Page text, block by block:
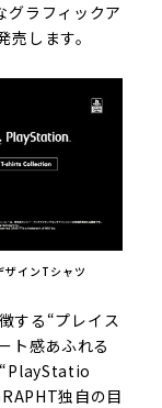
グラフィックア
します。
インTシャツ
する“プレイス
ト感あふれる
“PlayStatio
独自の目